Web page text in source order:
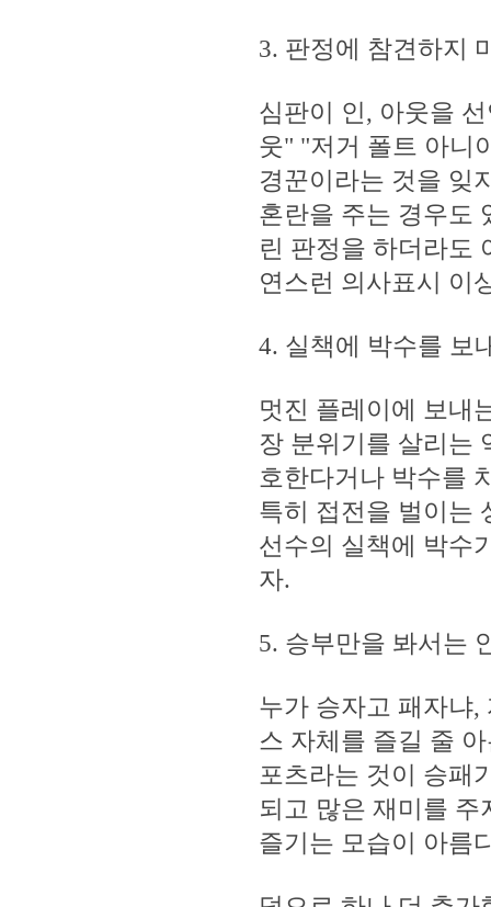
3. 판정에 참견하지
심판이 인, 아웃을
웃" "저거 폴트 아니
경꾼이라는 것을 잊
혼란을 주는 경우도
린 판정을 하더라도
연스런 의사표시 이
4. 실책에 박수를 보
멋진 플레이에 보내
장 분위기를 살리는
호한다거나 박수를
특히 접전을 벌이는
선수의 실책에 박수
자.
5. 승부만을 봐서는
누가 승자고 패자냐
스 자체를 즐길 줄
포츠라는 것이 승패
되고 많은 재미를
즐기는 모습이 아름